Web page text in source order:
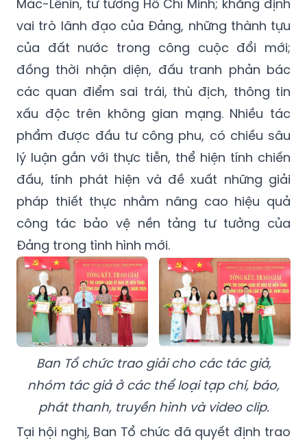
Mác-Lênin, tư tưởng Hồ Chí Minh; khẳng định
vai trò lãnh đạo của Đảng, những thành tựu
của đất nước trong công cuộc đổi mới;
đồng thời nhận diện, đấu tranh phản bác
các quan điểm sai trái, thù địch, thông tin
xấu độc trên không gian mạng. Nhiều tác
phẩm được đầu tư công phu, có chiều sâu
lý luận gắn với thực tiễn, thể hiện tính chiến
đấu, tính phát hiện và đề xuất những giải
pháp thiết thực nhằm nâng cao hiệu quả
công tác bảo vệ nền tảng tư tưởng của
Đảng trong tình hình mới.
Ban Tổ chức trao giải cho các tác giả,
nhóm tác giả ở các thể loại tạp chí, báo,
phát thanh, truyền hình và video clip.
Tại hội nghị, Ban Tổ chức đã quyết định trao